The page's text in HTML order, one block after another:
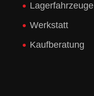
Lagerfahrzeuge
Werkstatt
Kaufberatung